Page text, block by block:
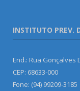
INSTITUTO PREV.
End.: Rua Gonçalves
CEP: 68633-000
Fone: (94) 99209-3185